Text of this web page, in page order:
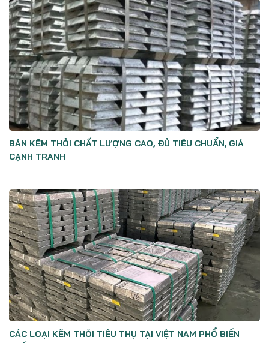
BÁN KẼM THỎI CHẤT LƯỢNG CAO, ĐỦ TIÊU CHUẨN, GIÁ
CẠNH TRANH
CÁC LOẠI KẼM THỎI TIÊU THỤ TẠI VIỆT NAM PHỔ BIẾN